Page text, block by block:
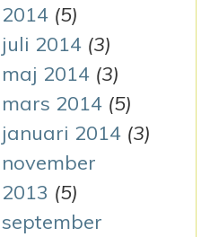
2014 (5)
juli 2014 (3)
maj 2014 (3)
mars 2014 (5)
januari 2014 (3)
november
2013 (5)
september